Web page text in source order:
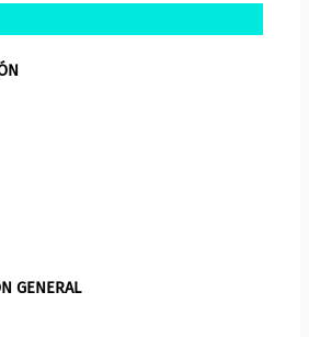
GENERAL